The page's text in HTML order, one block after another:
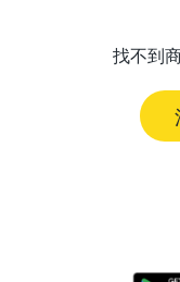
找不到